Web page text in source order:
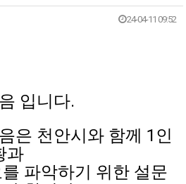
24-04-11 09:52
입니다.
은 천안시와 함께 1인
과
파악하기 위한 설문